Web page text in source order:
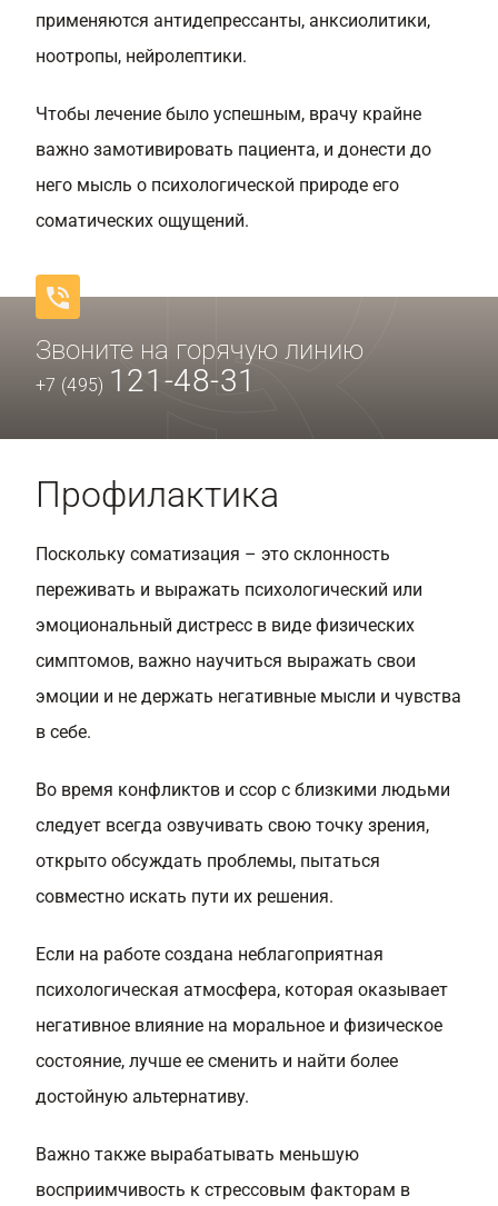
применяются антидепрессанты, анксиолитики,
ноотропы, нейролептики.
Чтобы лечение было успешным, врачу крайне
важно замотивировать пациента, и донести до
него мысль о психологической природе его
соматических ощущений.
Звоните на горячую линию
+7 (495) 121-48-31
Профилактика
Поскольку соматизация – это склонность
переживать и выражать психологический или
эмоциональный дистресс в виде физических
симптомов, важно научиться выражать свои
эмоции и не держать негативные мысли и чувства
в себе.
Во время конфликтов и ссор с близкими людьми
следует всегда озвучивать свою точку зрения,
открыто обсуждать проблемы, пытаться
совместно искать пути их решения.
Если на работе создана неблагоприятная
психологическая атмосфера, которая оказывает
негативное влияние на моральное и физическое
состояние, лучше ее сменить и найти более
достойную альтернативу.
Важно также вырабатывать меньшую
восприимчивость к стрессовым факторам в